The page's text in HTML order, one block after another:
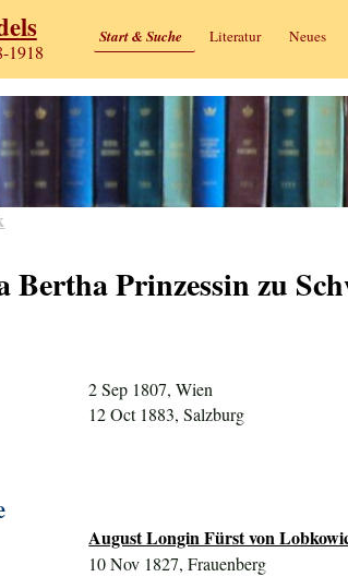
1918
Start & Suche Literatur Neues
Bertha Prinzessin zu
2 Sep 1807, Wien
12 Oct 1883, Salzburg
August Longin Fürst von
10 Nov 1827, Frauenberg